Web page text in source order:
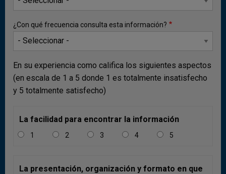
fue compensado parcialmente por los mayores
menor superávit comercial de servicios.
¿Con qué frecuencia consulta esta información?
En su experiencia como califica los siguientes aspectos
(en escala de 1 a 5 donde 1 es totalmente insatisfecho
y 5 totalmente satisfecho)
La facilidad para encontrar la información
1 2 3 4 5
La presentación, organización y formato en que